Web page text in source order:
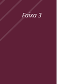
Faixa 3